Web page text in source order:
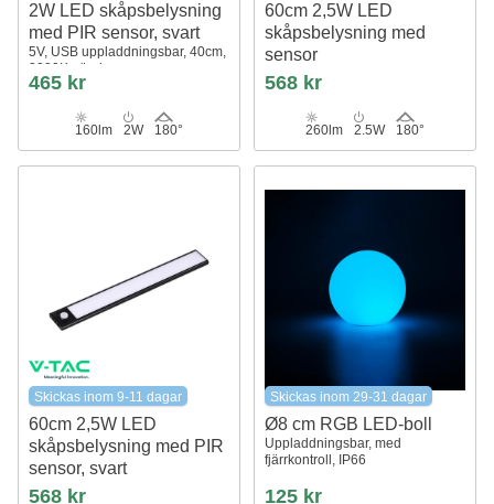
2W LED skåpsbelysning
med PIR sensor, svart
5V, USB uppladdningsbar, 40cm,
3000K, rörelsesensor
465 kr
160lm 2W 180°
60cm 2,5W LED
skåpsbelysning med
sensor
Svart, 3000K, laddningsbar, PIR
sensor, 5V USB
568 kr
260lm 2.5W 180°
Skickas inom 9-11 dagar
60cm 2,5W LED
skåpsbelysning med PIR
sensor, svart
5V, 4000K, 3000mA batteri,
568 kr
Skickas inom 29-31 dagar
Ø8 cm RGB LED-boll
Uppladdningsbar, med
fjärrkontroll, IP66
125 kr